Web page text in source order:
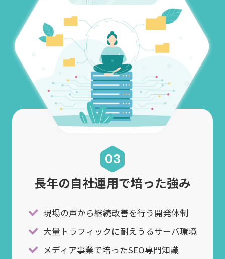
03
長年の自社運用で培った強み
現場の声から継続改善を行う開発体制
大量トラフィックに耐えうるサーバ環境
メディア事業で培ったSEO専門知識